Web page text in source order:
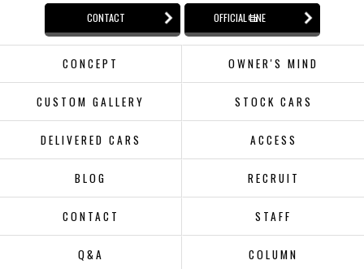
CONTACT OFFICIAL LINE
CONCEPT OWNER'S MIND
CUSTOM GALLERY STOCK CARS
DELIVERED CARS ACCESS
BLOG RECRUIT
CONTACT STAFF
Q&A COLUMN